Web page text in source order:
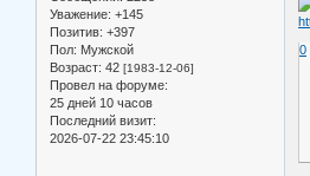
Уважение: +145
Позитив: +397
Пол: Мужской
Возраст: 42 [1983-12-06]
Провел на форуме:
25 дней 10 часов
Последний визит:
2026-07-22 23:45:10
0